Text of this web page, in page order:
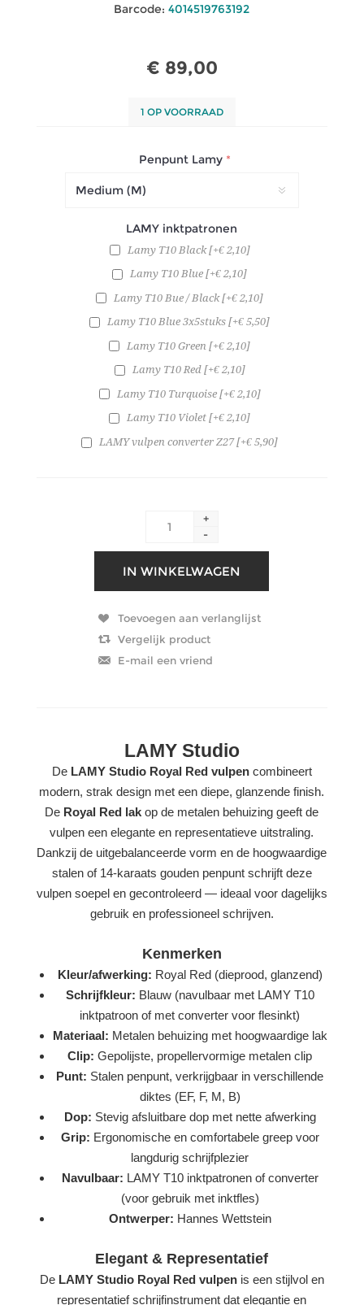
Barcode: 4014519763192
€ 89,00
1 OP VOORRAAD
Penpunt Lamy *
LAMY inktpatronen
Lamy T10 Black [+€ 2,10]
Lamy T10 Blue [+€ 2,10]
Lamy T10 Bue / Black [+€ 2,10]
Lamy T10 Blue 3x5stuks [+€ 5,50]
Lamy T10 Green [+€ 2,10]
Lamy T10 Red [+€ 2,10]
Lamy T10 Turquoise [+€ 2,10]
Lamy T10 Violet [+€ 2,10]
LAMY vulpen converter Z27 [+€ 5,90]
+
-
LAMY Studio
De LAMY Studio Royal Red vulpencombineert
modern, strak design met een diepe, glanzende finish.
De Royal Red lak op de metalen behuizing geeft de
vulpen een elegante en representatieve uitstraling.
Dankzij de uitgebalanceerde vorm en de hoogwaardige
stalen of 14-karaats gouden penpunt schrijft deze
vulpen soepel en gecontroleerd — ideaal voor dagelijks
gebruik en professioneel schrijven.
Kenmerken
Kleur/afwerking: Royal Red (dieprood, glanzend)
Schrijfkleur: Blauw (navulbaar met LAMY T10
inktpatroon of met converter voor flesinkt)
Materiaal: Metalen behuizing met hoogwaardige lak
Clip: Gepolijste, propellervormige metalen clip
Punt: Stalen penpunt, verkrijgbaar in verschillende
diktes (EF, F, M, B)
Dop: Stevig afsluitbare dop met nette afwerking
Grip: Ergonomische en comfortabele greep voor
langdurig schrijfplezier
Navulbaar: LAMY T10 inktpatronen of converter
(voor gebruik met inktfles)
Ontwerper: Hannes Wettstein
Elegant & Representatief
De LAMY Studio Royal Red vulpenis een stijlvol en
representatief schrijfinstrument dat elegantie en